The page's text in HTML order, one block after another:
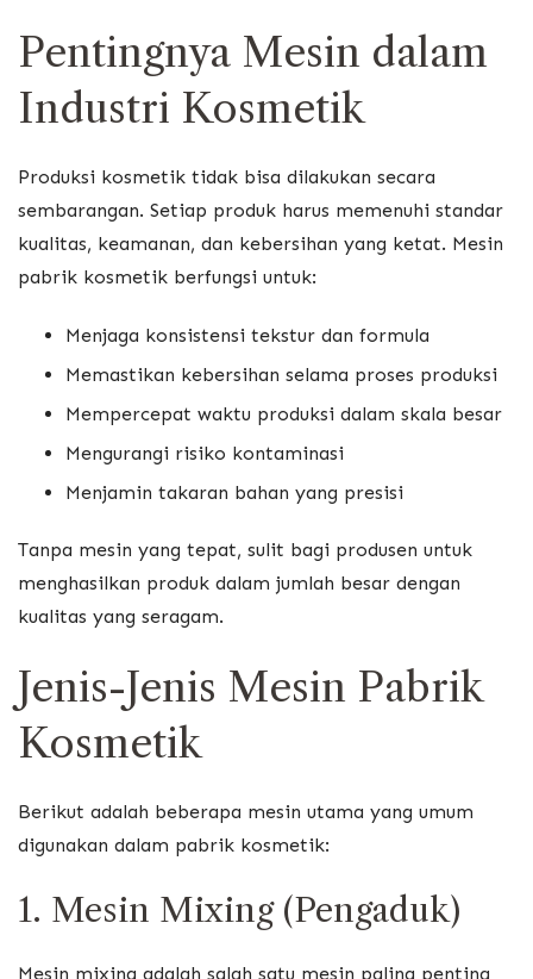
Pentingnya Mesin dalam
Industri Kosmetik
Produksi kosmetik tidak bisa dilakukan secara
sembarangan. Setiap produk harus memenuhi standar
kualitas, keamanan, dan kebersihan yang ketat. Mesin
pabrik kosmetik berfungsi untuk:
Menjaga konsistensi tekstur dan formula
Memastikan kebersihan selama proses produksi
Mempercepat waktu produksi dalam skala besar
Mengurangi risiko kontaminasi
Menjamin takaran bahan yang presisi
Tanpa mesin yang tepat, sulit bagi produsen untuk
menghasilkan produk dalam jumlah besar dengan
kualitas yang seragam.
Jenis-Jenis Mesin Pabrik
Kosmetik
Berikut adalah beberapa mesin utama yang umum
digunakan dalam pabrik kosmetik:
1. Mesin Mixing (Pengaduk)
Mesin mixing adalah salah satu mesin paling penting